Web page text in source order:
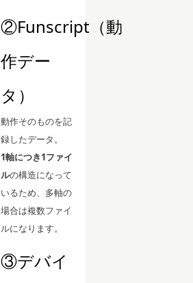
②Funscript（動
作デー
タ）
動作そのものを記
録したデータ。
1軸につき1ファイ
ルの構造になって
いるため、多軸の
場合は複数ファイ
ルになります。
③デバイ